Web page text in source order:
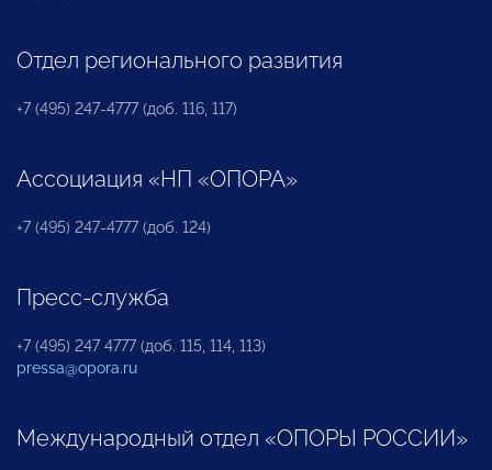
Отдел регионального развития
+7 (495) 247-4777 (доб. 116, 117)
Ассоциация «НП «ОПОРА»
+7 (495) 247-4777 (доб. 124)
Пресс-служба
+7 (495) 247 4777 (доб. 115, 114, 113)
pressa@opora.ru
Международный отдел «ОПОРЫ РОССИИ»